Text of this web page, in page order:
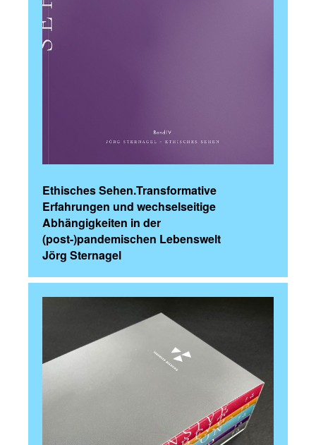
Ethisches Sehen.Transformative
Erfahrungen und wechselseitige
Abhängigkeiten in der
(post-)pandemischen Lebenswelt
Jörg Sternagel